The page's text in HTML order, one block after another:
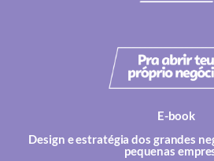
E-book
Design e estratégia dos grandes
pequenas